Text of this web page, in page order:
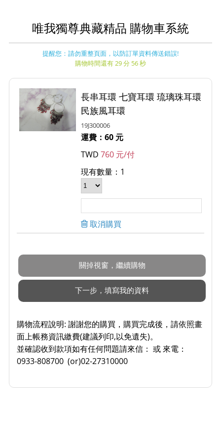
唯我獨尊典藏精品 購物車系統
提醒您：請勿重整頁面，以防訂單資料傳送錯誤!
購物時間還有 29 分 56 秒
長串耳環 七寶耳環 琉璃珠耳環
民族風耳環
19J300006
運費：60 元
TWD760 元/付
現有數量：1
取消購買
購物流程說明: 謝謝您的購買，購買完成後，請依照畫
面上帳務資訊繳費(建議列印,以免遺失)。
並確認收到款項如有任何問題請來信： 或 來電：
0933-808700 (or)02-27310000